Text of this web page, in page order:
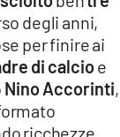
degli anni,
per finire ai
di calcioe
Nino Accorinti,
ricchezze